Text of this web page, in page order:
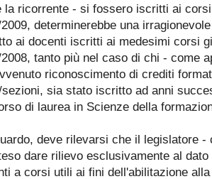
la ricorrente - si fossero iscritti ai
determinerebbe una
ai docenti iscritti ai medesimi corsi
tanto più nel caso di chi - come
riconoscimento di crediti
sia stato iscritto ad anni
di laurea in Scienze della
deve rilevarsi che il legislatore -
dare rilievo esclusivamente al
a corsi utili ai fini dell'abilitazione